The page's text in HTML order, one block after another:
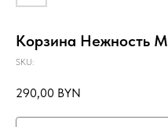
Корзина Нежность M
SKU:
290,00 BYN